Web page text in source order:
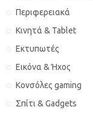
Περιφερειακά
Κινητά & Tablet
Εκτυπωτές
Εικόνα & Ήχος
Κονσόλες gaming
Σπίτι & Gadgets